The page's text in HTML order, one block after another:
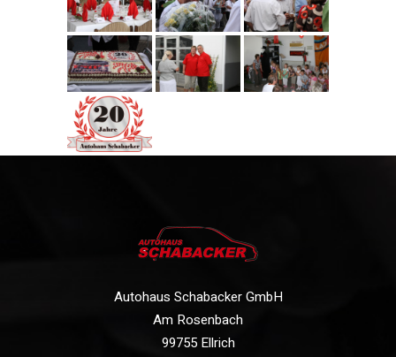
Autohaus Schabacker GmbH
Am Rosenbach
99755 Ellrich